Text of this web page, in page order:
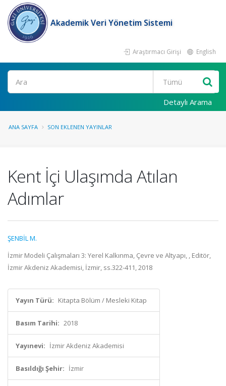
Akademik Veri Yönetim Sistemi
Araştırmacı Girişi English
Ara
Detaylı Arama
ANA SAYFA SON EKLENEN YAYINLAR
Kent İçi Ulaşımda Atılan
Adımlar
ŞENBİL M.
İzmir Modeli Çalışmaları 3: Yerel Kalkınma, Çevre ve Altyapı, , Editör,
İzmir Akdeniz Akademisi, İzmir, ss.322-411, 2018
Yayın Türü: Kitapta Bölüm / Mesleki Kitap
Basım Tarihi: 2018
Yayınevi: İzmir Akdeniz Akademisi
Basıldığı Şehir: İzmir